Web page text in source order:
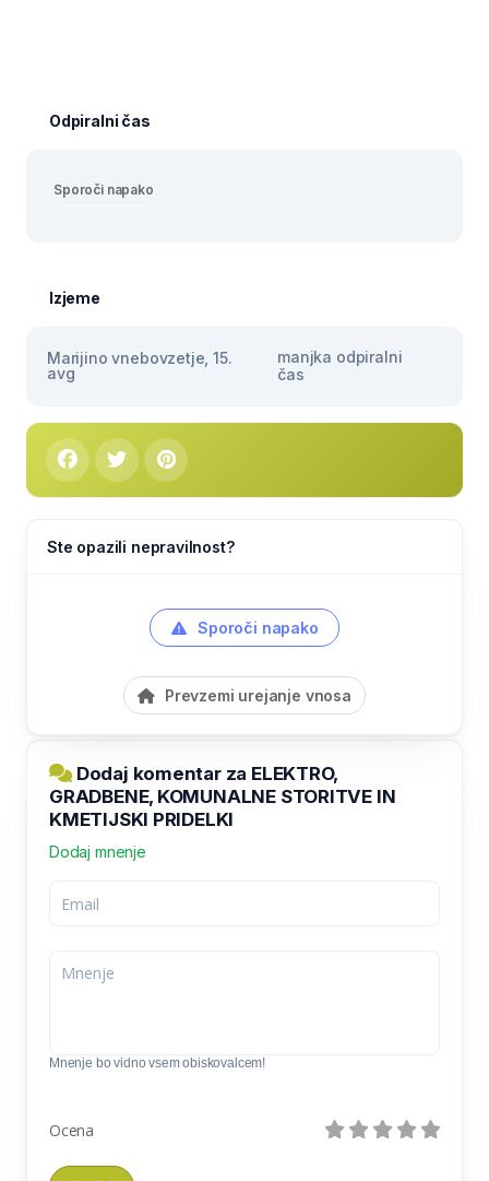
Odpiralni čas
Sporoči napako
Izjeme
Marijino vnebovzetje, 15.
avg
manjka odpiralni
čas
Ste opazili nepravilnost?
Sporoči napako
Prevzemi urejanje vnosa
Dodaj komentar za ELEKTRO,
GRADBENE, KOMUNALNE STORITVE IN
KMETIJSKI PRIDELKI
Dodaj mnenje
Mnenje bo vidno vsem obiskovalcem!
Ocena